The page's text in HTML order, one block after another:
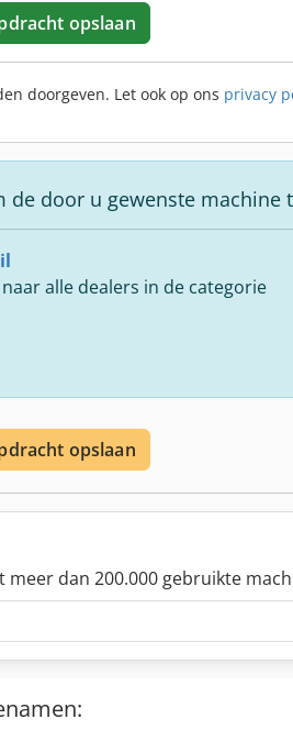
opslaan
doorgeven. Let ook op ons privacy
door u gewenste machine
naar alle dealers in de categorie
opslaan
dan 200.000 gebruikte